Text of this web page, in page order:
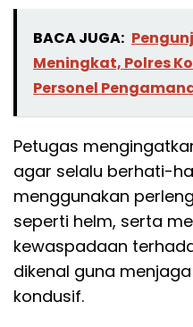
BACA JUGA:
Meningkat, Polres
Personel
Petugas
agar selalu berhati-
menggunakan
seperti helm, serta
kewaspadaan
dikenal guna
kondusif.